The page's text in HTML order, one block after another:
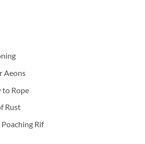
Aeons
to Rope
Rust
Rif